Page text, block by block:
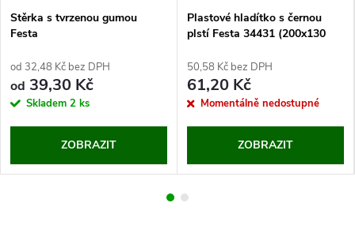
Stěrka s tvrzenou gumou
Festa
od 32,48 Kč bez DPH
od 39,30 Kč
Skladem 2 ks
ZOBRAZIT
Plastové hladítko s černou
plstí Festa 34431 (200x130
50,58 Kč bez DPH
61,20 Kč
Momentálně nedostupné
ZOBRAZIT